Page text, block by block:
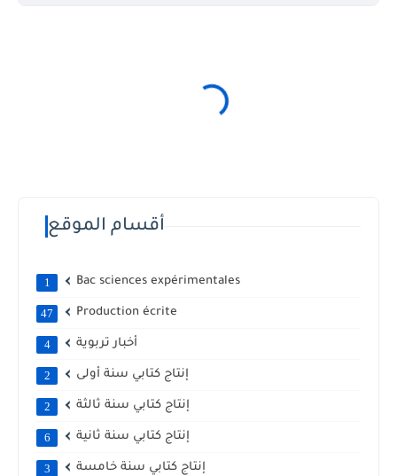
أقسام الموقع
Bac sciences expérimentales
1
Production écrite
47
أخبار تربوية 4
إنتاج كتابي سنة أولى 2
إنتاج كتابي سنة ثالثة 2
إنتاج كتابي سنة ثانية 6
إنتاج كتابي سنة خامسة 3